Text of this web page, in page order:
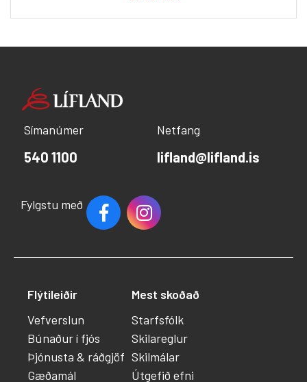
Símanúmer
540 1100
Netfang
lifland@lifland.is
Fylgstu með
Flýtileiðir
Vefverslun
Búnaður í fjós
Þjónusta & ráðgjöf
Gæðamál
Mest skoðað
Starfsfólk
Skilareglur
Skilmálar
Útgefið efni